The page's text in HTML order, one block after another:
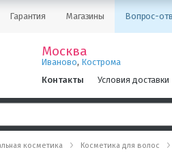
Гарантия Магазины Вопрос-
Москва
Иваново, Кострома
Контакты
Условия доставки
косметика Косметика для волос